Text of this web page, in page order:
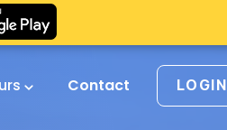
Contact LOGIN